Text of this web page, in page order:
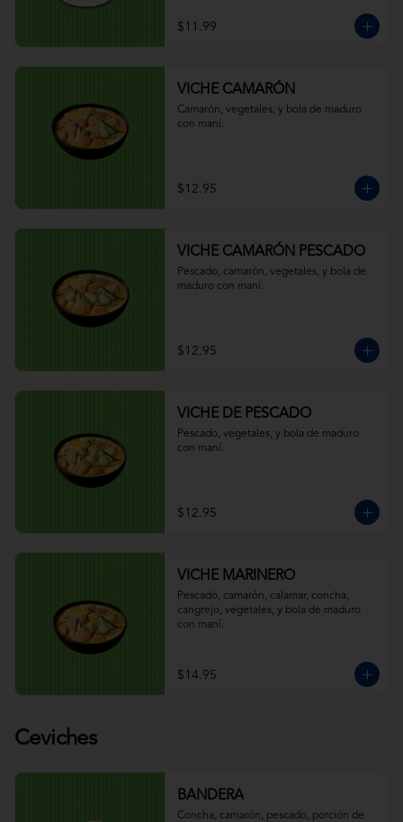
$11.99
VICHE CAMARÓN
Camarón, vegetales, y bola de maduro
con maní.
$12.95
VICHE CAMARÓN PESCADO
Pescado, camarón, vegetales, y bola de
maduro con maní.
$12.95
VICHE DE PESCADO
Pescado, vegetales, y bola de maduro
con maní.
$12.95
VICHE MARINERO
Pescado, camarón, calamar, concha,
cangrejo, vegetales, y bola de maduro
con maní.
$14.95
Ceviches
BANDERA
Concha, camarón, pescado, porción de